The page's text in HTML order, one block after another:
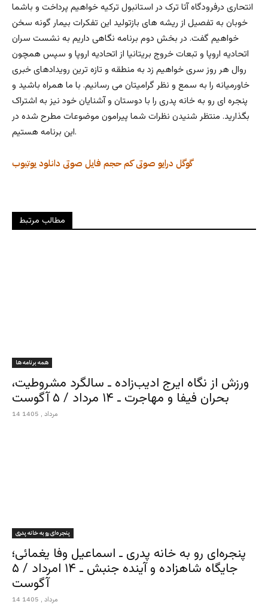
انتحاری درفرودگاه آتا ترک در استانبول ترکیه خواهیم پرداخت و باشما
خوبان به تفصیل از ریشه های بازتولید این تفکرات بیمار گونه سخن
خواهیم گفت. در بخش دوم برنامه نگاهی داریم به نشست سران
اتحادیه اروپا و تبعات خروج بریتانیا از اتحادیه اروپا و سپس همچون
روال هر روز سری خواهیم زد به منطقه و تازه ترین رویدادهای خبری
خاورمیانه را به سمع و نظر گرامیتان می رسانیم. با ما همراه باشید و
پنجره ای رو به خانه پدری را با دوستان و آشنایان خود نیز به اشتراک
بگذارید. منتظر شنیدن نظرات شما پیرامون موضوعات مطرح شده در
این برنامه هستیم.
یوتیوب دانلود فایل صوتی صوتی کم حجم گوگل درایو
مطالب مرتبط
همه برنامه ها
ورزش از نگاه ایرج ادیب‌زاده ـ سالگرد مشروطیت،
بحران فیفا و مهاجرت ـ ۱۴ مرداد / ۵ آگوست
14 مرداد , 1405
پنجره‌ای رو به خانه پدری
پنجره‌ای رو به خانه پدری ـ اسماعیل وفا یغمائی؛
جایگاه شاهزاده و آینده جنبش ـ ۱۴ امرداد / ۵
آگوست
14 مرداد , 1405